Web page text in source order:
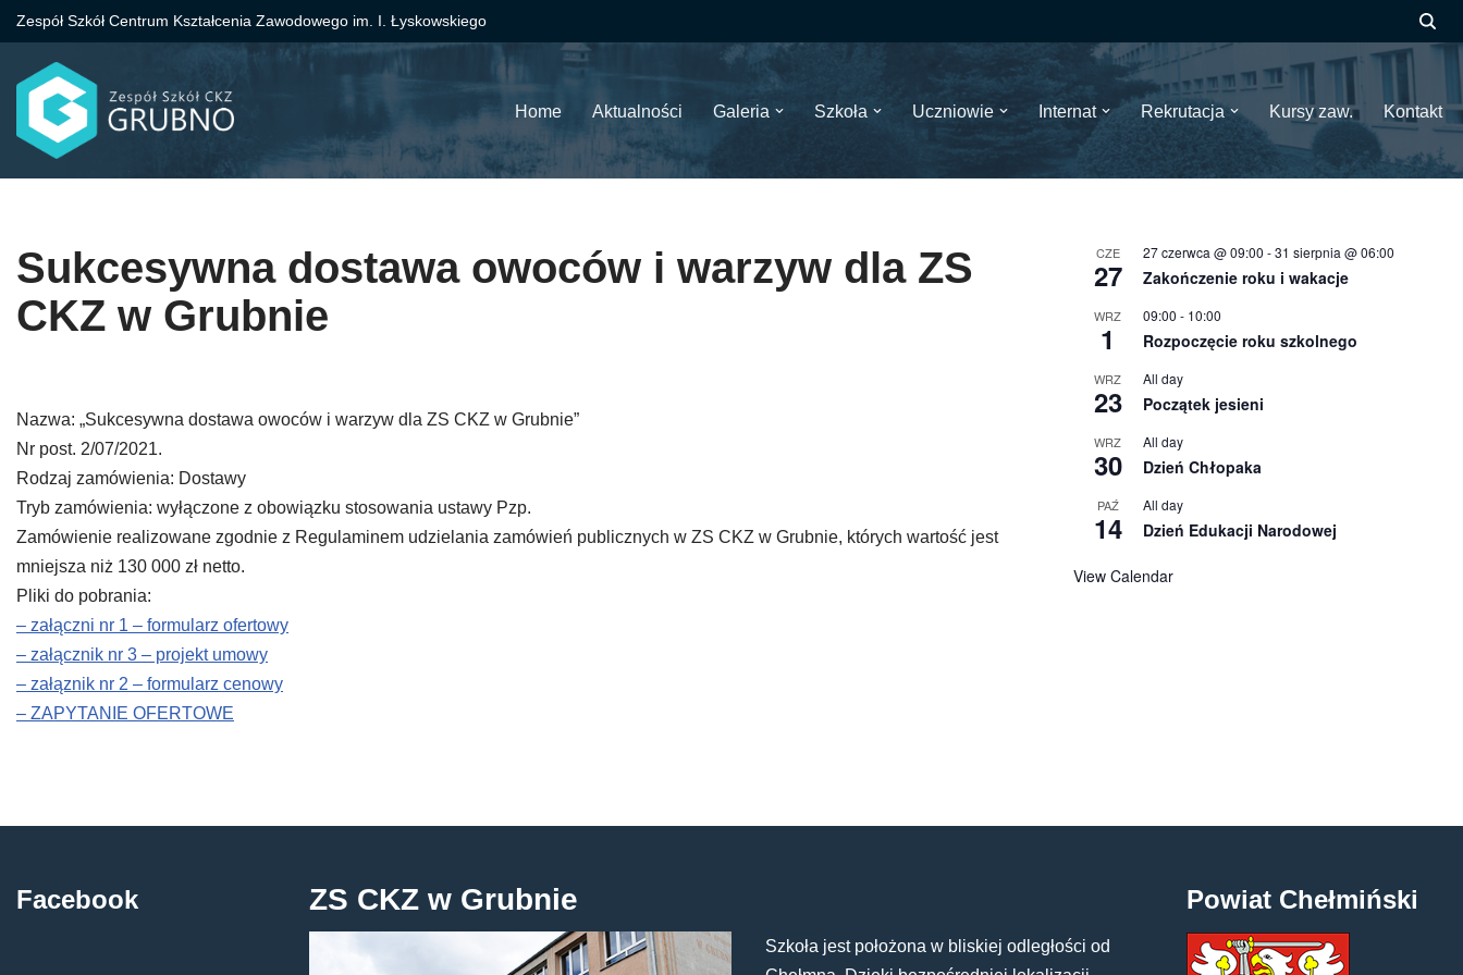
Przejdź
do
treści
Zespół Szkół Centrum Kształcenia Zawodowego im. I. Łyskowskiego
Home Aktualności Galeria Szkoła Uczniowie Internat Rekrutacja Kursy zaw. Kontakt
Sukcesywna dostawa owoców i warzyw dla ZS
CKZ w Grubnie
Nazwa: „Sukcesywna dostawa owoców i warzyw dla ZS CKZ w Grubnie”
Nr post. 2/07/2021.
Rodzaj zamówienia: Dostawy
Tryb zamówienia: wyłączone z obowiązku stosowania ustawy Pzp.
Zamówienie realizowane zgodnie z Regulaminem udzielania zamówień publicznych w ZS CKZ w Grubnie, których wartość jest
mniejsza niż 130 000 zł netto.
Pliki do pobrania:
– załączni nr 1 – formularz ofertowy
– załącznik nr 3 – projekt umowy
– załąznik nr 2 – formularz cenowy
– ZAPYTANIE OFERTOWE
CZE
27
27 czerwca @ 09:00 -31 sierpnia @ 06:00
Zakończenie roku i wakacje
WRZ
1
09:00 - 10:00
Rozpoczęcie roku szkolnego
WRZ
23
All day
Początek jesieni
WRZ
30
All day
Dzień Chłopaka
PAŹ
14
All day
Dzień Edukacji Narodowej
View Calendar
Facebook ZS CKZ w Grubnie
Szkoła jest położona w bliskiej odległości od
Powiat Chełmiński